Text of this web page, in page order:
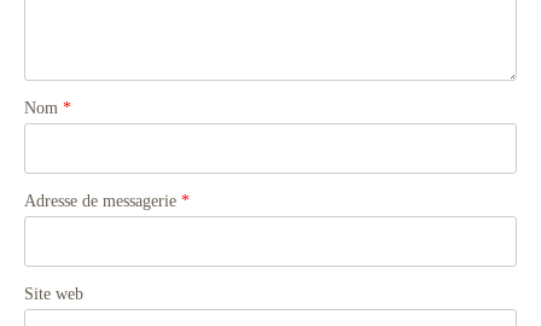
Nom *
Adresse de messagerie *
Site web